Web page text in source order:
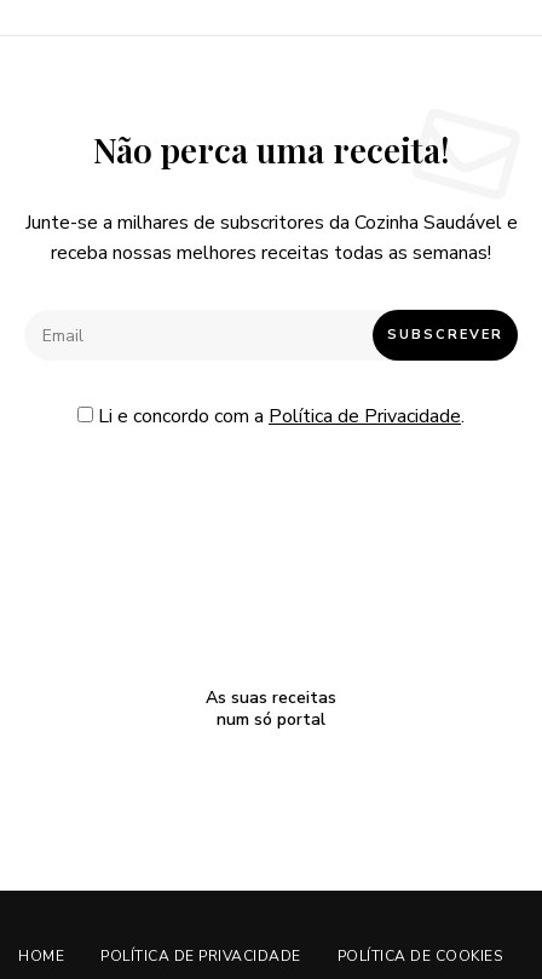
Não perca uma receita!
Junte-se a milhares de subscritores da Cozinha Saudável e
receba nossas melhores receitas todas as semanas!
Li e concordo com a Política de Privacidade.
As suas receitas
num só portal
HOME POLÍTICA DE PRIVACIDADE POLÍTICA DE COOKIES